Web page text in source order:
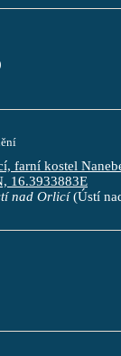
farní kostel
16.3933883E
nad Orlicí(Ústí